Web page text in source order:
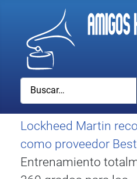
Buscar
Lockheed Martin
como proveedor
Entrenamiento